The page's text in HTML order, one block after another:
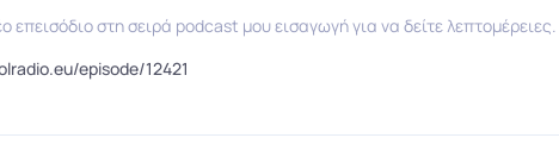
επεισόδιο στη σειρά podcast μου εισαγωγή για να δείτε λεπτομέρειες.
episode/12421